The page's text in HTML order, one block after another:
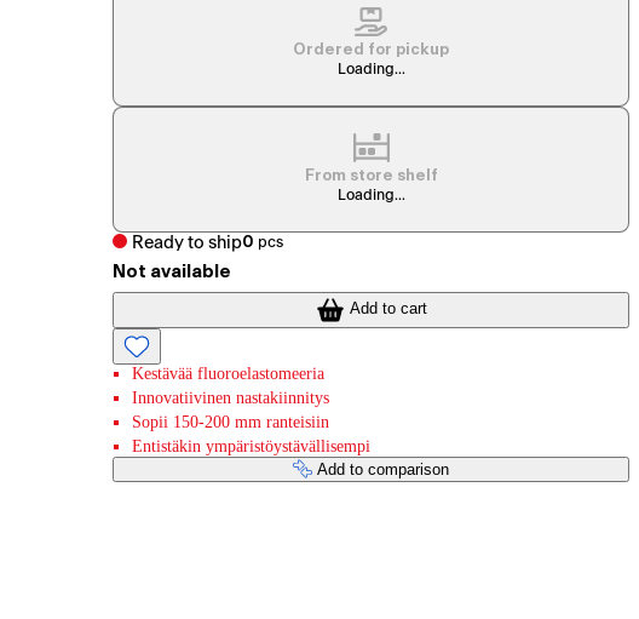
Ordered for pickup
Loading...
From store shelf
Loading...
Ready to ship0 pcs
Not available
Add to cart
Kestävää fluoroelastomeeria
Innovatiivinen nastakiinnitys
Sopii 150-200 mm ranteisiin
Entistäkin ympäristöystävällisempi
Add to comparison